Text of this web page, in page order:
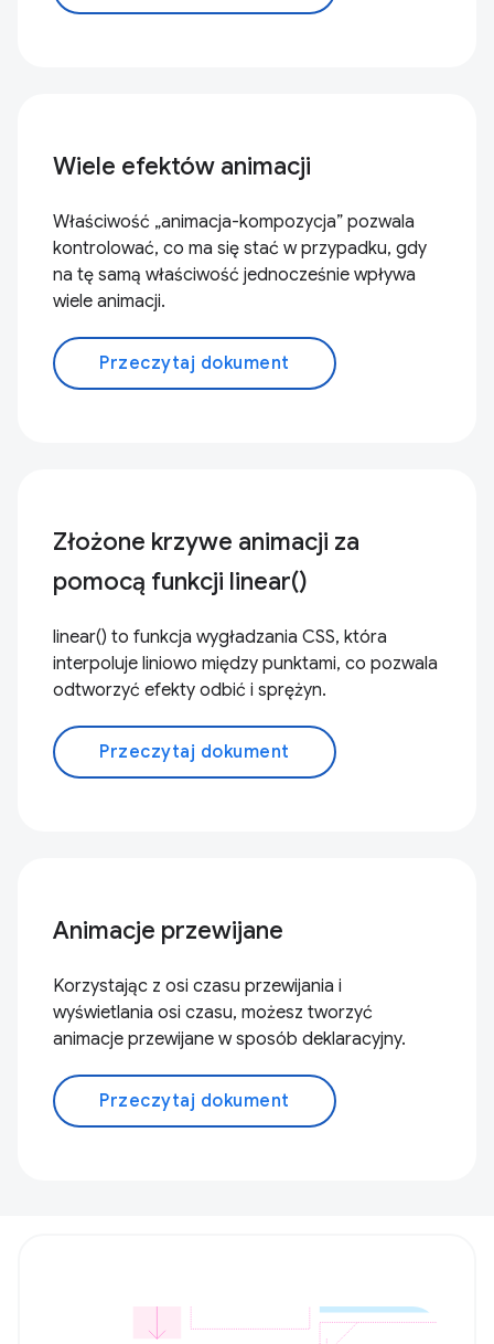
Wiele efektów animacji
Właściwość „animacja-kompozycja” pozwala
kontrolować, co ma się stać w przypadku, gdy
na tę samą właściwość jednocześnie wpływa
wiele animacji.
Przeczytaj dokument
Złożone krzywe animacji za
pomocą funkcji linear()
linear() to funkcja wygładzania CSS, która
interpoluje liniowo między punktami, co pozwala
odtworzyć efekty odbić i sprężyn.
Przeczytaj dokument
Animacje przewijane
Korzystając z osi czasu przewijania i
wyświetlania osi czasu, możesz tworzyć
animacje przewijane w sposób deklaracyjny.
Przeczytaj dokument